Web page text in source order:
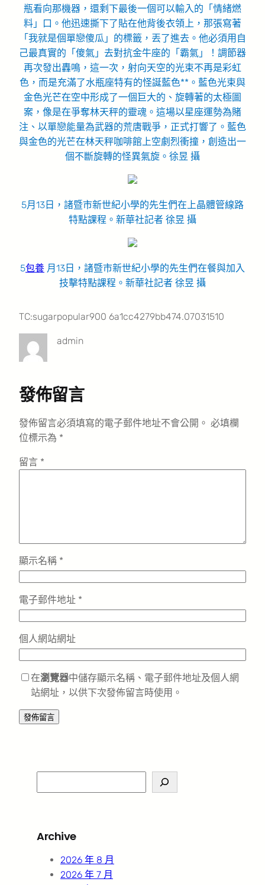
瓶看向那機器，還剩下最後一個可以輸入的「情緒燃
料」口。他迅速撕下了貼在他背後衣領上，那張寫著
「我就是個單戀傻瓜」的標籤，丟了進去。他必須用自
己最真實的「傻氣」去對抗金牛座的「霸氣」！調節器
再次發出轟鳴，這一次，射向天空的光束不再是彩虹
色，而是充滿了水瓶座特有的怪誕藍色**。藍色光束與
金色光芒在空中形成了一個巨大的、旋轉著的太極圖
案，像是在爭奪林天秤的靈魂。這場以星座運勢為賭
注、以單戀能量為武器的荒唐戰爭，正式打響了。藍色
與金色的光芒在林天秤咖啡館上空劇烈衝撞，創造出一
個不斷旋轉的怪異氣旋。徐昱 攝
5月13日，諸暨市新世紀小學的先生們在上晶體管線路
特點課程。新華社記者 徐昱 攝
5包養 月13日，諸暨市新世紀小學的先生們在餐與加入
技擊特點課程。新華社記者 徐昱 攝
TC:sugarpopular900 6a1cc4279bb474.07031510
admin
發佈留言
發佈留言必須填寫的電子郵件地址不會公開。 必填欄
位標示為 *
留言 *
顯示名稱 *
電子郵件地址 *
個人網站網址
在瀏覽器中儲存顯示名稱、電子郵件地址及個人網
站網址，以供下次發佈留言時使用。
e
c
Archive
2026 年 8 月
2026 年 7 月